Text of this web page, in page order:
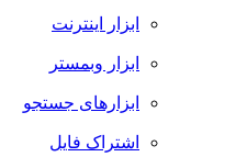
ابزار اینترنت
ابزار وبمستر
ابزارهای جستجو
اشتراک فایل